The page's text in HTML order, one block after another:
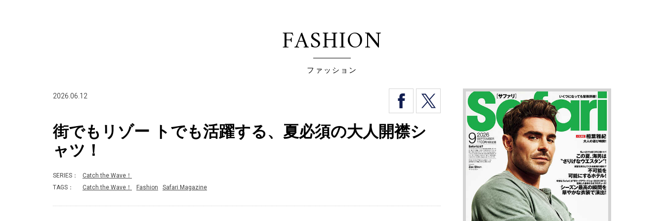
FASHION
ファッション
2026.06.12
街でもリゾー トでも活躍する、夏必須の大人開襟シ
ャツ！
SERIES：
Catch the Wave！
TAGS：
Catch the Wave！ Fashion Safari Magazine